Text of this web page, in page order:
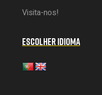
Visita-nos!
ESCOLHER IDIOMA